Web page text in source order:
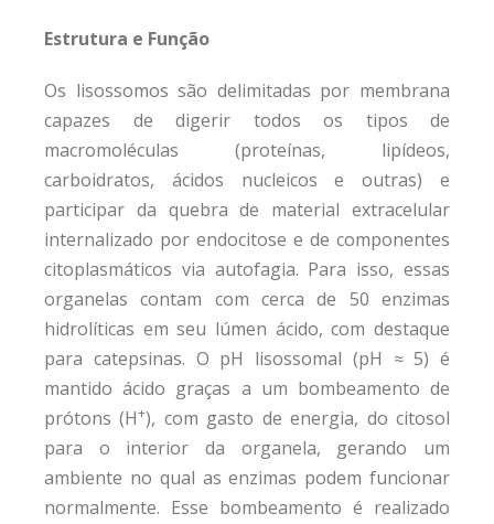
Estrutura e Função
Os lisossomos são delimitadas por membrana
capazes de digerir todos os tipos de
macromoléculas (proteínas, lipídeos,
carboidratos, ácidos nucleicos e outras) e
participar da quebra de material extracelular
internalizado por endocitose e de componentes
citoplasmáticos via autofagia. Para isso, essas
organelas contam com cerca de 50 enzimas
hidrolíticas em seu lúmen ácido, com destaque
para catepsinas. O pH lisossomal (pH ≈ 5) é
mantido ácido graças a um bombeamento de
prótons (H+), com gasto de energia, do citosol
para o interior da organela, gerando um
ambiente no qual as enzimas podem funcionar
normalmente. Esse bombeamento é realizado